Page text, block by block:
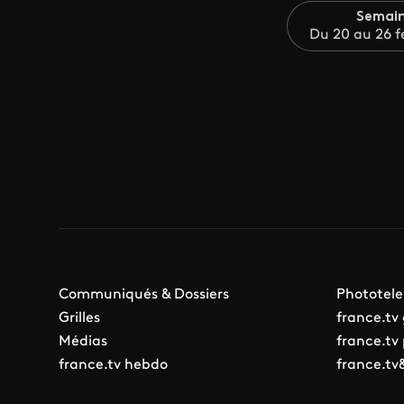
Du 20 au 26
Communiqués & Dossiers
Grilles
Médias
france.tv hebdo
Phototele
france.tv
france.tv